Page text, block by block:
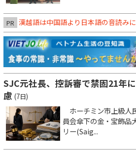
PR 漢越語は中国語より日本語の音読みに
SJC元社長、控訴審で禁固21年
慮 (7日)
ホーチミン市上級人
員会傘下の金・宝飾品
リー(Saig...